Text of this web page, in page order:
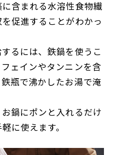
含まれる水溶性食物繊
促進することがわかっ
るには、鉄鍋を使うこ
ェインやタンニンを含
瓶で沸かしたお湯で淹
鍋にポンと入れるだけ
に使えます。